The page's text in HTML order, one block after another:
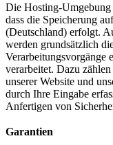
Die Hosting-Umgebung
dass die Speicherung
(Deutschland) erfolgt.
werden grundsätzlich
Verarbeitungsvorgänge
verarbeitet. Dazu
unserer Website und
durch Ihre Eingabe
Anfertigen von
Garantien